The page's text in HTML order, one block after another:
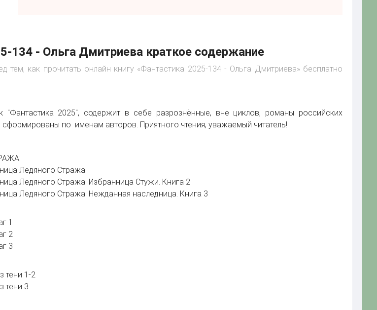
134 - Ольга Дмитриева краткое содержание
тем, как прочитать онлайн книгу «Фантастика 2025-134 - Ольга Дмитриева» бесплатно
"Фантастика 2025", содержит в себе разрознённые, вне циклов, романы российских
по именам авторов. Приятного чтения, уважаемый читатель!
Ледяного Стража
Ледяного Стража. Избранница Стужи. Книга 2
Ледяного Стража. Нежданная наследница. Книга 3
1
2
3
тени 1-2
тени 3